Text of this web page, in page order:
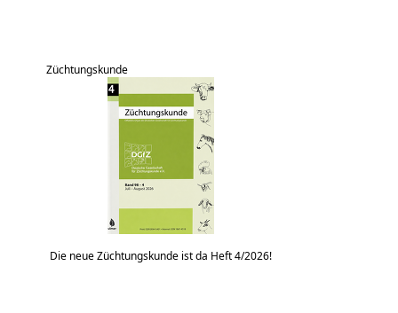
Züchtungskunde
Die neue Züchtungskunde ist da Heft 4/2026!